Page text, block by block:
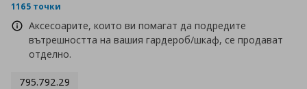
1165 точки
Аксесоарите, които ви помагат да подредите
вътрешността на вашия гардероб/шкаф, се продават
отделно.
795.792.29